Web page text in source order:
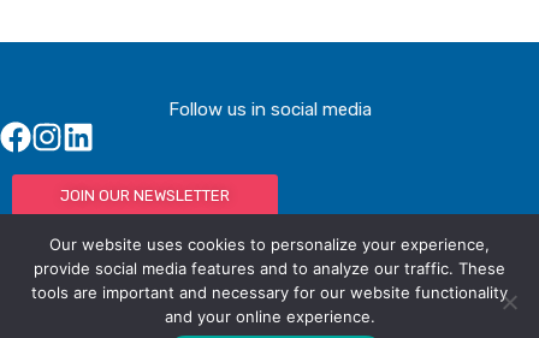
Follow us in social media
JOIN OUR NEWSLETTER
© IAC - All rights ReservedPowered by Activated Digital
Our website uses cookies to personalize your experience,
provide social media features and to analyze our traffic. These
tools are important and necessary for our website functionality
and your online experience.